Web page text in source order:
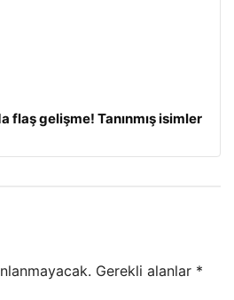
flaş gelişme! Tanınmış isimler
Gerekli alanlar *